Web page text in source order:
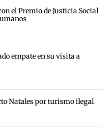
el Premio de Justicia Social
empate en su visita a
Natales por turismo ilegal